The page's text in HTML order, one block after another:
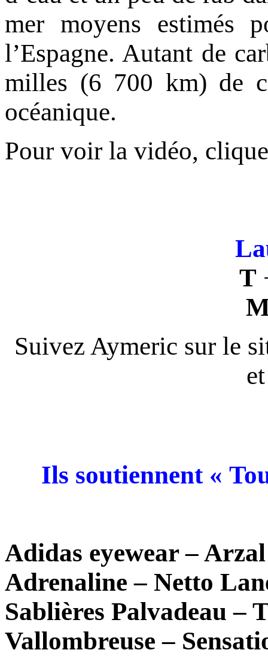
mer moyens estimés
l’Espagne. Autant de
milles (6 700 km) de
océanique.
Pour voir la vidéo,
T
Suivez Aymeric sur le
Ils soutiennent «
Adidas eyewear –
Adrenaline – Netto
Sablières Palvadeau –
Vallombreuse –